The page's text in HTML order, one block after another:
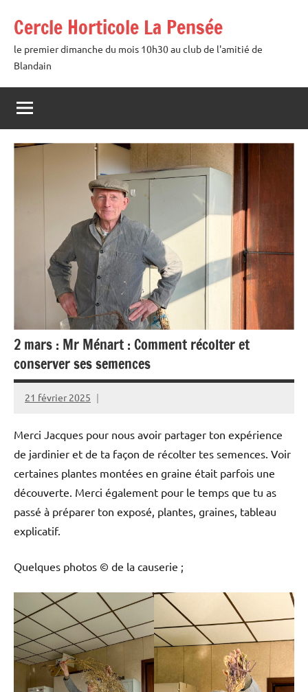
contenu
Cercle Horticole La Pensée
le premier dimanche du mois 10h30 au club de l'amitié de
Blandain
2 mars : Mr Ménart : Comment récolter et
conserver ses semences
21 février 2025
Alain
Merci Jacques pour nous avoir partager ton expérience
de jardinier et de ta façon de récolter tes semences. Voir
certaines plantes montées en graine était parfois une
découverte. Merci également pour le temps que tu as
passé à préparer ton exposé, plantes, graines, tableau
explicatif.
Quelques photos © de la causerie ;